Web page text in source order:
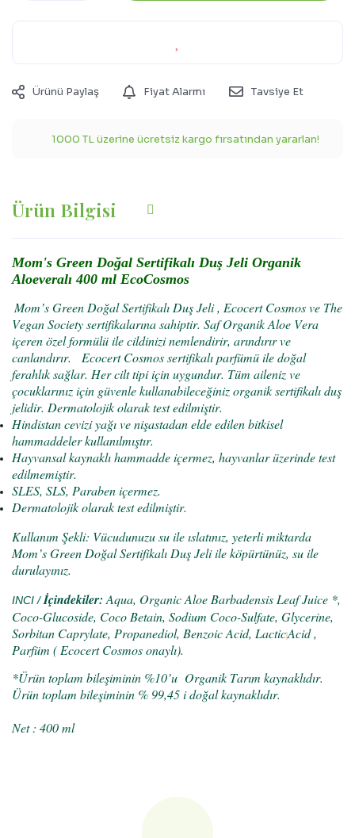
Ürünü Paylaş Fiyat Alarmı Tavsiye Et
1000 TL üzerine ücretsiz kargo fırsatından yararlan!
Ürün Bilgisi
Mom's Green Doğal Sertifikalı Duş Jeli Organik
Aloeveralı 400 ml EcoCosmos
Mom’s Green Doğal Sertifikalı Duş Jeli , Ecocert Cosmos ve The
Vegan Society sertifikalarına sahiptir. Saf Organik Aloe Vera
içeren özel formülü ile cildinizi nemlendirir, arındırır ve
canlandırır.
Ecocert Cosmos sertifikalı parfümü ile doğal
ferahlık sağlar. Her cilt tipi için uygundur. Tüm aileniz ve
çocuklarınız için güvenle kullanabileceğiniz organik sertifikalı duş
jelidir. Dermatolojik olarak test edilmiştir.
Hindistan cevizi yağı ve nişastadan elde edilen bitkisel
hammaddeler kullanılmıştır.
Hayvansal kaynaklı hammadde içermez, hayvanlar üzerinde test
edilmemiştir.
SLES, SLS, Paraben içermez.
Dermatolojik olarak test edilmiştir.
Kullanım Şekli: Vücudunuzu su ile ıslatınız, yeterli miktarda
Mom’s Green Doğal Sertifikalı Duş Jeli ile köpürtünüz, su ile
durulayınız.
INCI /İçindekiler: Aqua, Organic Aloe Barbadensis Leaf Juice *,
Coco-Glucoside, Coco Betain, Sodium Coco-Sulfate, Glycerine,
Sorbitan Caprylate, Propanediol, Benzoic Acid, LacticAcid ,
Parfüm ( Ecocert Cosmos onaylı).
*Ürün toplam bileşiminin %10’u Organik Tarım kaynaklıdır.
Ürün toplam bileşiminin % 99,45 i doğal kaynaklıdır.
Net : 400 ml